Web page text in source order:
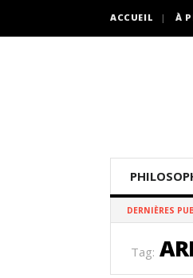
ACCUEIL À
DERNIÈRES
Tag: